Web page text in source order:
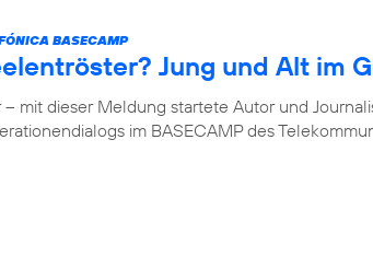
BASECAMP
Jung und Alt im
mit dieser Meldung startete Autor und
im BASECAMP des